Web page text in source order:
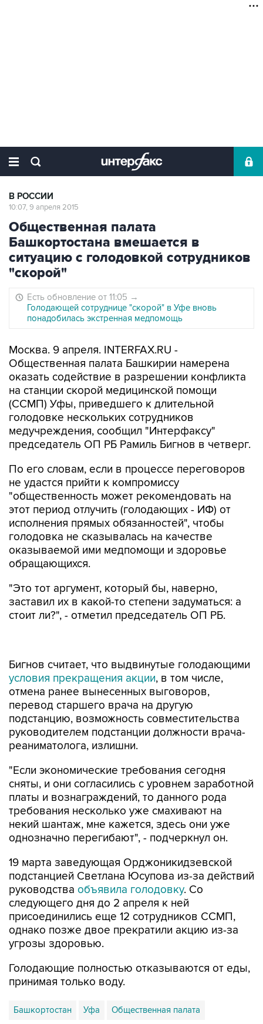
В РОССИИ
10:07, 9 апреля 2015
Общественная палата
Башкортостана вмешается в
ситуацию с голодовкой сотрудников
"скорой"
Есть обновление от 11:05 →
Голодающей сотруднице "скорой" в Уфе вновь
понадобилась экстренная медпомощь
Москва. 9 апреля. INTERFAX.RU -
Общественная палата Башкирии намерена
оказать содействие в разрешении конфликта
на станции скорой медицинской помощи
(ССМП) Уфы, приведшего к длительной
голодовке нескольких сотрудников
медучреждения, сообщил "Интерфаксу"
председатель ОП РБ Рамиль Бигнов в четверг.
По его словам, если в процессе переговоров
не удастся прийти к компромиссу
"общественность может рекомендовать на
этот период отлучить (голодающих - ИФ) от
исполнения прямых обязанностей", чтобы
голодовка не сказывалась на качестве
оказываемой ими медпомощи и здоровье
обращающихся.
"Это тот аргумент, который бы, наверно,
заставил их в какой-то степени задуматься: а
стоит ли?", - отметил председатель ОП РБ.
отмена ранее вынесенных выговоров,
перевод старшего врача на другую
подстанцию, возможность совместительства
руководителем подстанции должности врача-
реаниматолога, излишни.
"Если экономические требования сегодня
платы и вознаграждений, то данного рода
требования несколько уже смахивают на
некий шантаж, мне кажется, здесь они уже
однозначно перегибают", - подчеркнул он.
19 марта заведующая Орджоникидзевской
руководстваобъявила голодовку. Со
следующего дня до 2 апреля к ней
присоединились еще 12 сотрудников ССМП,
однако позже двое прекратили акцию из-за
угрозы здоровью.
Голодающие полностью отказываются от еды,
Башкортостан Уфа Общественная палата